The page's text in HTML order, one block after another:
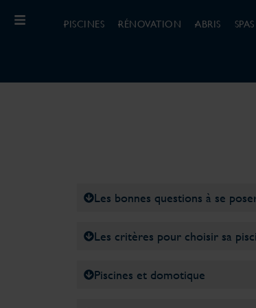
PISCINES RÉNOVATION ABRIS SPAS
Les bonnes questions à se
Les critères pour choisir sa
Piscines et domotique